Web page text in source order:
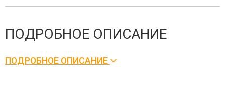
ПОДРОБНОЕ ОПИСАНИЕ
ПОДРОБНОЕ ОПИСАНИЕ